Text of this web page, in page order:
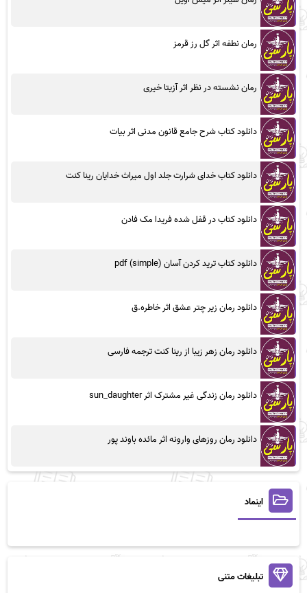
رمان نطفه اثر گل رز قرمز
رمان نشسته در نظر اثر آزیتا خیری
دانلود کتاب شرح جامع قانون مدنی اثر بیات
دانلود کتاب خدای شرارت جلد اول میراث خدایان رینا کنت
دانلود کتاب در قفل شده فریدا مک فادن
دانلود کتاب ترید کردن آسان (simple) pdf
دانلود رمان زیر چتر عشق اثر خاطره.ق
دانلود رمان زهر زیبا از رینا کنت ترجمه فارسی
دانلود رمان زندگی غیر مشترک اثر sun_daughter
دانلود رمان روزهای وارونه اثر مائده باوند پور
اینماد
تبلیغات متنی